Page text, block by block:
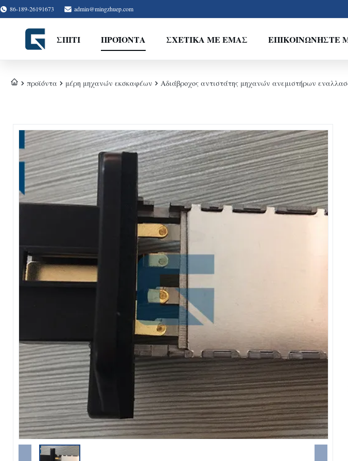
86-189-26191673 admin@mingzhuep.com
ΣΠΊΤΙ ΠΡΟΪΌΝΤΑ ΣΧΕΤΙΚΆ ΜΕ ΕΜΆΣ ΕΠΙΚΟΙΝΩΝΉΣΤΕ
προϊόντα μέρη μηχανών εκσκαφέων Αδιάβροχος αντιστάτης μηχανών ανεμιστήρων